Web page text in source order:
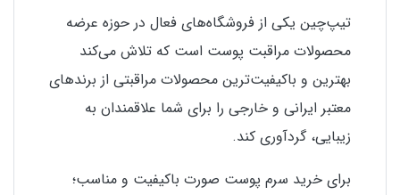
تیپ‌چین یکی از فروشگاه‌های فعال در حوزه عرضه
محصولات مراقبت پوست است که تلاش می‌کند
بهترین و باکیفیت‌ترین محصولات مراقبتی از برندهای
معتبر ایرانی و خارجی را برای شما علاقمندان به
زیبایی، گردآوری کند.
برای خرید سرم پوست صورت باکیفیت و مناسب؛